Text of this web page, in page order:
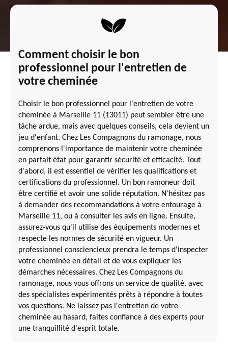
Comment choisir le bon
professionnel pour l'entretien de
votre cheminée
Choisir le bon professionnel pour l'entretien de votre
cheminée à Marseille 11 (13011) peut sembler être une
tâche ardue, mais avec quelques conseils, cela devient un
jeu d'enfant. Chez Les Compagnons du ramonage, nous
comprenons l'importance de maintenir votre cheminée
en parfait état pour garantir sécurité et efficacité. Tout
d'abord, il est essentiel de vérifier les qualifications et
certifications du professionnel. Un bon ramoneur doit
être certifié et avoir une solide réputation. N'hésitez pas
à demander des recommandations à votre entourage à
Marseille 11, ou à consulter les avis en ligne. Ensuite,
assurez-vous qu'il utilise des équipements modernes et
respecte les normes de sécurité en vigueur. Un
professionnel consciencieux prendra le temps d'inspecter
votre cheminée en détail et de vous expliquer les
démarches nécessaires. Chez Les Compagnons du
ramonage, nous vous offrons un service de qualité, avec
des spécialistes expérimentés prêts à répondre à toutes
vos questions. Ne laissez pas l'entretien de votre
cheminée au hasard, faites confiance à des experts pour
une tranquillité d'esprit totale.